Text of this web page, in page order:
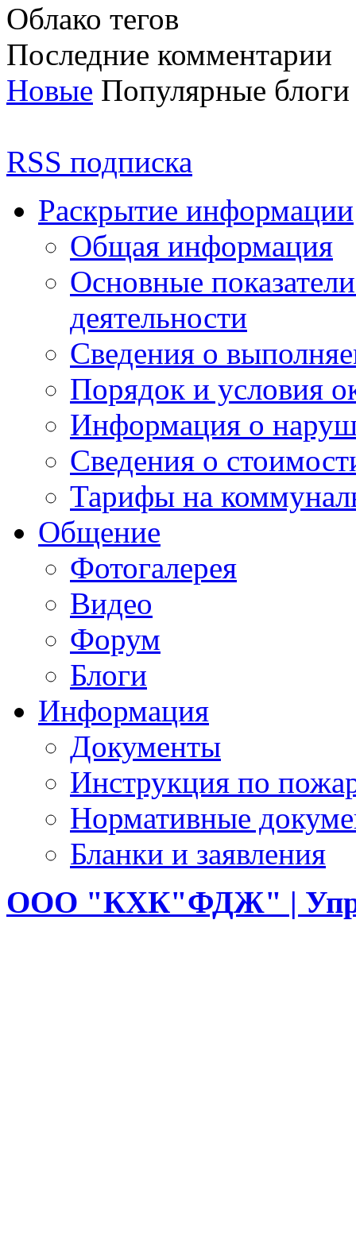
Облако тегов
Последние комментарии
Новые Популярные блоги
RSS подписка
Раскрытие информации
Общая информация
Основные
деятельности
Сведения о
Порядок и условия
Информация о
Сведения о
Тарифы на
Общение
Фотогалерея
Видео
Форум
Блоги
Информация
Документы
Инструкция по
Нормативные
Бланки и заявления
ООО "КХК"ФДЖ" |